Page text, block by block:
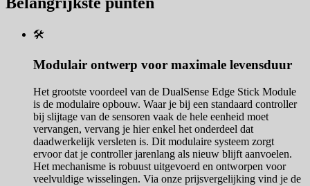
🛠️
Modulair ontwerp voor maximale levensduur
Het grootste voordeel van de DualSense Edge Stick Module
is de modulaire opbouw. Waar je bij een standaard controller
bij slijtage van de sensoren vaak de hele eenheid moet
vervangen, vervang je hier enkel het onderdeel dat
daadwerkelijk versleten is. Dit modulaire systeem zorgt
ervoor dat je controller jarenlang als nieuw blijft aanvoelen.
Het mechanisme is robuust uitgevoerd en ontworpen voor
veelvuldige wisselingen. Via onze prijsvergelijking vind je de